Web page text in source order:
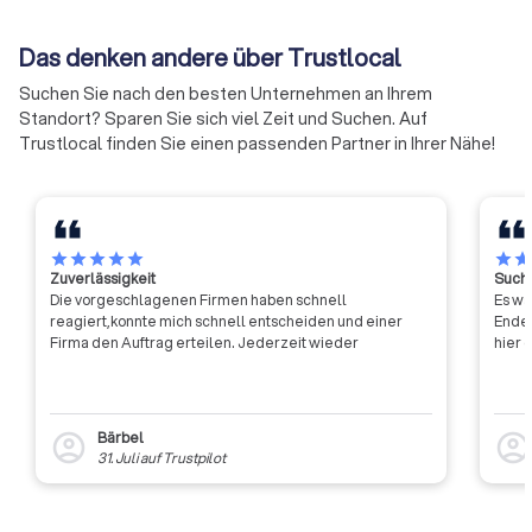
und flexible Zeitfenster. Unsere Plattform bietet Ihnen alles,
was Sie für eine fundierte Entscheidung brauchen:
✓
Klare Angaben zu Preisen, Leistungen und
Zuschlägen
✓ Objektiven Trustlocal Score basierend auf
✓ Direkte Vergleichbarkeit von bis zu vier
Angeboten
der Handwerkskammern
effizienter und effektiver
werden.
an.
Das denken andere über Trustlocal
Suchen Sie nach den besten Unternehmen an Ihrem
Standort? Sparen Sie sich viel Zeit und Suchen. Auf
Trustlocal finden Sie einen passenden Partner in Ihrer Nähe!
starstarstarstarstar
Zuverlässigkeit
Die vorgeschlagenen Firmen haben schnell
reagiert,konnte mich schnell entscheiden und einer
Firma den Auftrag erteilen. Jederzeit wieder
account_circle
Bärbel
31. Juliauf Trustpilot
starstar
Es
hier
account_circle